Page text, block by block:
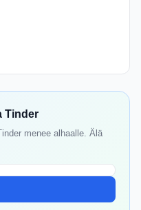
Tinder
menee alhaalle. Älä